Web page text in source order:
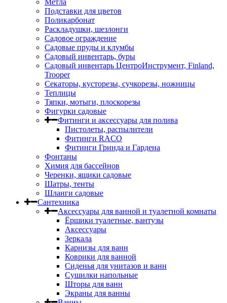
Метла
Подставки для цветов
Поликарбонат
Раскладушки, шезлонги
Садовое ограждение
Садовые пруды и клумбы
Садовый инвентарь, буры
Садовый инвентарь ЦентроИнструмент, Finland,
Trooper
Секаторы, кусторезы, сучкорезы, ножницы
Теплицы
Тяпки, мотыги, плоскорезы
Фигурки садовые
Фитинги и аксессуары для полива
Пистолеты, распылители
Фитинги RACO
Фитинги Гринда и Гардена
Фонтаны
Химия для бассейнов
Черенки, ящики садовые
Шатры, тенты
Шланги садовые
Сантехника
Аксессуары для ванной и туалетной комнаты
Ёршики туалетные, вантузы
Аксессуары
Зеркала
Карнизы для ванн
Коврики для ванной
Сиденья для унитазов и ванн
Сушилки напольные
Шторы для ванн
Экраны для ванны